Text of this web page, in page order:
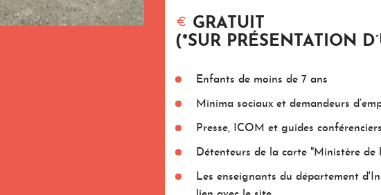
GRATUIT
(*SUR PRÉSENTATION
Enfants de moins de 7 ans
Minima sociaux et demandeurs
Presse, ICOM et guides
Détenteurs de la carte "Ministère de
Les enseignants du département